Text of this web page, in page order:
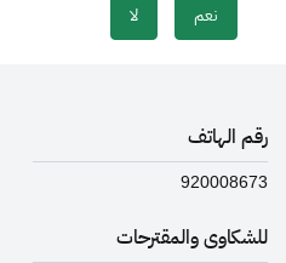
نعم لا
رقم الهاتف
920008673
للشكاوى والمقترحات